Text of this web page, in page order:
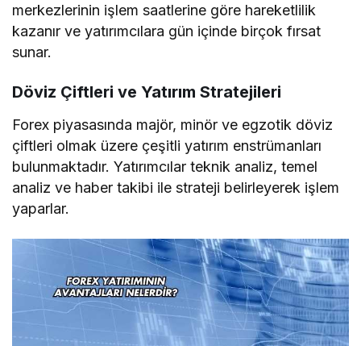
merkezlerinin işlem saatlerine göre hareketlilik
kazanır ve yatırımcılara gün içinde birçok fırsat
sunar.
Döviz Çiftleri ve Yatırım Stratejileri
Forex piyasasında majör, minör ve egzotik döviz
çiftleri olmak üzere çeşitli yatırım enstrümanları
bulunmaktadır. Yatırımcılar teknik analiz, temel
analiz ve haber takibi ile strateji belirleyerek işlem
yaparlar.